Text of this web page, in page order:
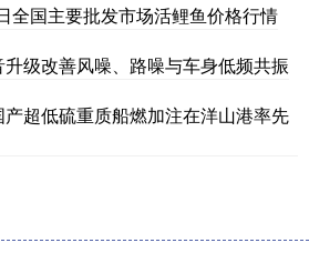
全国主要批发市场活鲤鱼价格行情
级改善风噪、路噪与车身低频共振
超低硫重质船燃加注在洋山港率先